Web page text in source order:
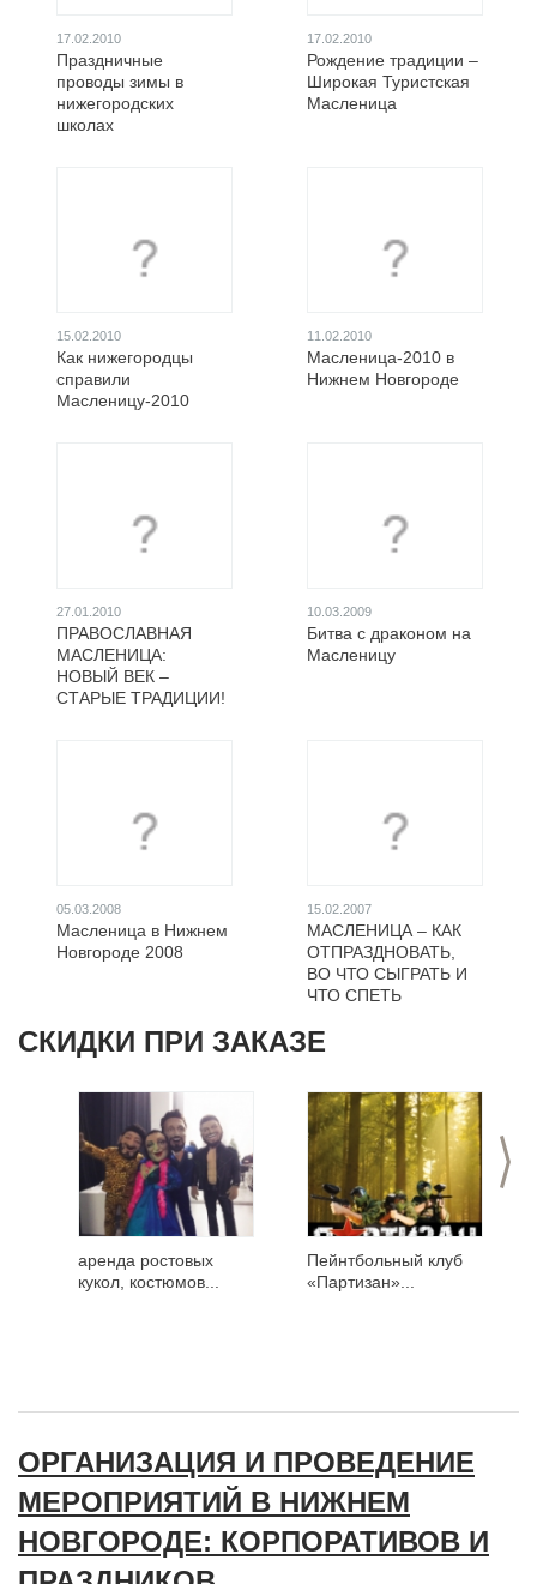
17.02.2010
Праздничные
проводы зимы в
нижегородских
школах
17.02.2010
Рождение традиции –
Широкая Туристская
Масленица
15.02.2010
Как нижегородцы
справили
Масленицу-2010
11.02.2010
Масленица-2010 в
Нижнем Новгороде
27.01.2010
ПРАВОСЛАВНАЯ
МАСЛЕНИЦА:
НОВЫЙ ВЕК –
СТАРЫЕ ТРАДИЦИИ!
10.03.2009
Битва с драконом на
Масленицу
05.03.2008
Масленица в Нижнем
Новгороде 2008
15.02.2007
МАСЛЕНИЦА – КАК
ОТПРАЗДНОВАТЬ,
ВО ЧТО СЫГРАТЬ И
ЧТО СПЕТЬ
СКИДКИ ПРИ ЗАКАЗЕ
>
аренда ростовых
кукол, костюмов...
Пейнтбольный клуб
«Партизан»...
ОРГАНИЗАЦИЯ И ПРОВЕДЕНИЕ
МЕРОПРИЯТИЙ В НИЖНЕМ
НОВГОРОДЕ: КОРПОРАТИВОВ И